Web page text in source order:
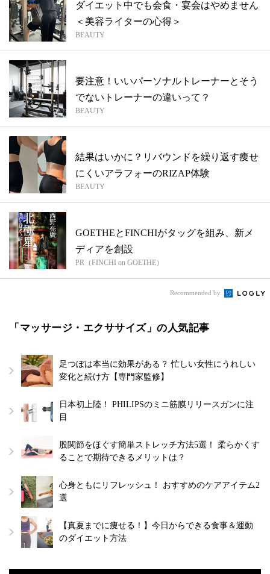
ダイエット中でも会食・宴会はやめません
＜美容ライターの心得＞
BEAUTY
要注意！いいパーソナルトレーナーとそう
でないトレーナーの違いって？
BEAUTY
結果はいかに？リバウンドを繰り返す痩せ
にくいアラフォーのRIZAP体験
BEAUTY
GOETHEとFINCHIがタッグを組み、新メ
ディアを創設
PR（FINCHI on GOETHE）
Recommended by
「マッサージ・エクササイズ」の人気記事
足つぼは本当に効果がある？ 忙しい女性にうれしい
変化と続け方【専門家監修】
日本初上陸！ PHILIPSのミニ筋膜リリースガンに注
目
股関節をほぐす簡単ストレッチ方法5選！ 柔らかくす
ることで期待できるメリットは？
心身ともにリフレッシュ！ おすすめのケアアイテム2
選
【真夏までに痩せる！】今日からできる食事＆運動
のダイエット方法